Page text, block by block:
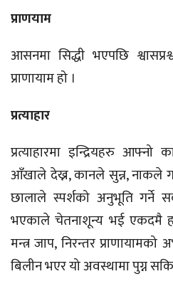
प्राणयाम
आसनमा सिद्धी भएपछि
प्राणायाम हो ।
प्रत्याहार
प्रत्याहारमा इन्द्रियहरु
आँखाले देख्न, कानले सुन्न, नाकले
छालाले स्पर्शको अनुभूति गर्ने
भएकाले चेतनाशून्य भई एकदमै
मन्त्र जाप, निरन्तर
बिलीन भएर यो अवस्थामा पुग्न